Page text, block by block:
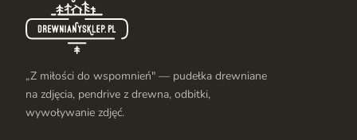
„Z miłości do wspomnień" — pudełka drewniane
na zdjęcia, pendrive z drewna, odbitki,
wywoływanie zdjęć.